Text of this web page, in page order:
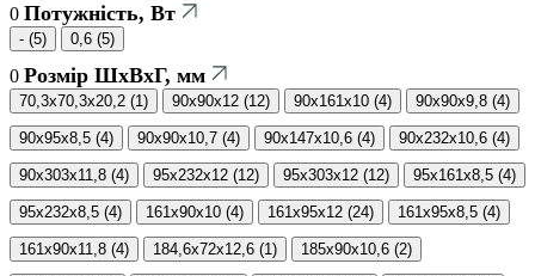
0 Потужність, Вт
- (5) 0,6 (5)
0 Розмір ШхВхГ, мм
70,3x70,3x20,2 (1) 90x90x12 (12) 90x161x10 (4) 90x90x9,8 (4)
90x95x8,5 (4) 90x90x10,7 (4) 90x147x10,6 (4) 90x232x10,6 (4)
90x303x11,8 (4) 95x232x12 (12) 95x303x12 (12) 95x161x8,5 (4)
95x232x8,5 (4) 161x90x10 (4) 161x95x12 (24) 161x95x8,5 (4)
161x90x11,8 (4) 184,6x72x12,6 (1) 185x90x10,6 (2)